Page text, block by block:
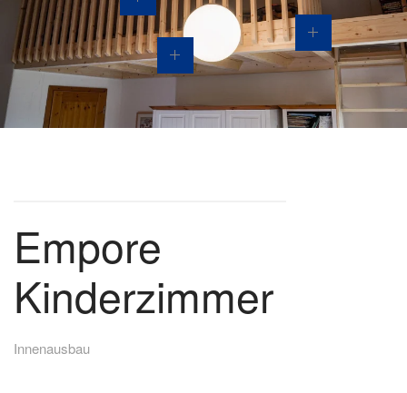
Empore
Kinderzimmer
Innenausbau